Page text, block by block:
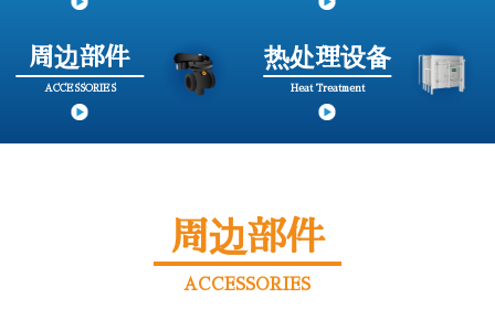
周边部件
ACCESSORIES
热处理设备
Heat Treatment
周边部件
ACCESSORIES